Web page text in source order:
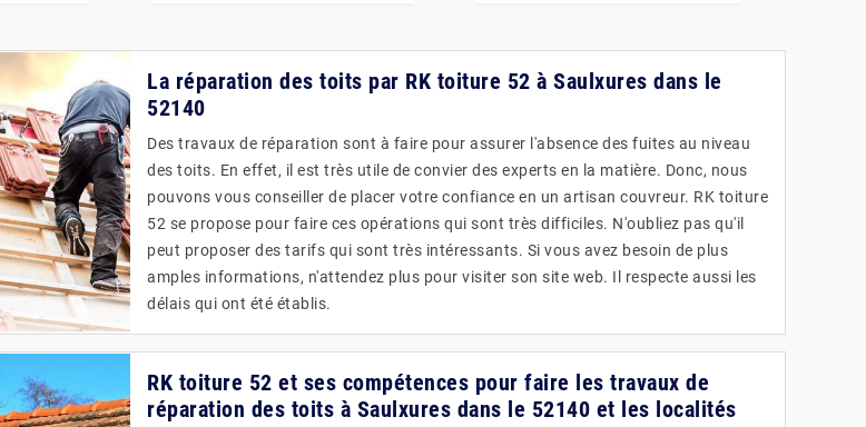
La réparation des toits par RK toiture 52 à Saulxures dans le
52140
Des travaux de réparation sont à faire pour assurer l'absence des fuites au niveau
des toits. En effet, il est très utile de convier des experts en la matière. Donc, nous
pouvons vous conseiller de placer votre confiance en un artisan couvreur. RK toiture
52 se propose pour faire ces opérations qui sont très difficiles. N'oubliez pas qu'il
peut proposer des tarifs qui sont très intéressants. Si vous avez besoin de plus
amples informations, n'attendez plus pour visiter son site web. Il respecte aussi les
délais qui ont été établis.
RK toiture 52 et ses compétences pour faire les travaux de
réparation des toits à Saulxures dans le 52140 et les localités